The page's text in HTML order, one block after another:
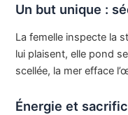
Un but unique :
La femelle inspecte la
lui plaisent, elle pond
scellée, la mer efface
Énergie et